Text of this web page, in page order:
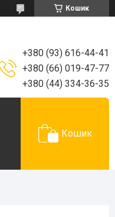
Кошик
+380 (93) 616-44-41
+380 (66) 019-47-77
+380 (44) 334-36-35
Кошик